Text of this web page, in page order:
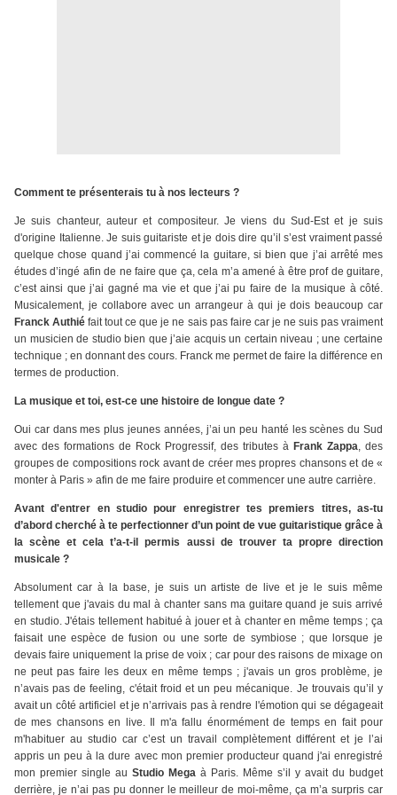
Comment te présenterais tu à nos lecteurs ?
Je suis chanteur, auteur et compositeur. Je viens du Sud-Est et je suis
d'origine Italienne. Je suis guitariste et je dois dire qu’il s’est vraiment passé
quelque chose quand j’ai commencé la guitare, si bien que j’ai arrêté mes
études d’ingé afin de ne faire que ça, cela m’a amené à être prof de guitare,
c’est ainsi que j’ai gagné ma vie et que j’ai pu faire de la musique à côté.
Musicalement, je collabore avec un arrangeur à qui je dois beaucoup car
Franck Authié fait tout ce que je ne sais pas faire car je ne suis pas vraiment
un musicien de studio bien que j’aie acquis un certain niveau ; une certaine
technique ; en donnant des cours. Franck me permet de faire la différence en
termes de production.
La musique et toi, est-ce une histoire de longue date ?
Oui car dans mes plus jeunes années, j’ai un peu hanté les scènes du Sud
avec des formations de Rock Progressif, des tributes à Frank Zappa, des
groupes de compositions rock avant de créer mes propres chansons et de «
monter à Paris » afin de me faire produire et commencer une autre carrière.
Avant d'entrer en studio pour enregistrer tes premiers titres, as-tu
d’abord cherché à te perfectionner d’un point de vue guitaristique grâce à
la scène et cela t’a-t-il permis aussi de trouver ta propre direction
musicale ?
Absolument car à la base, je suis un artiste de live et je le suis même
tellement que j'avais du mal à chanter sans ma guitare quand je suis arrivé
en studio. J'étais tellement habitué à jouer et à chanter en même temps ; ça
faisait une espèce de fusion ou une sorte de symbiose ; que lorsque je
devais faire uniquement la prise de voix ; car pour des raisons de mixage on
ne peut pas faire les deux en même temps ; j'avais un gros problème, je
n’avais pas de feeling, c'était froid et un peu mécanique. Je trouvais qu’il y
avait un côté artificiel et je n’arrivais pas à rendre l'émotion qui se dégageait
de mes chansons en live. Il m'a fallu énormément de temps en fait pour
m'habituer au studio car c’est un travail complètement différent et je l’ai
appris un peu à la dure avec mon premier producteur quand j'ai enregistré
mon premier single au Studio Mega à Paris. Même s’il y avait du budget
derrière, je n’ai pas pu donner le meilleur de moi-même, ça m’a surpris car